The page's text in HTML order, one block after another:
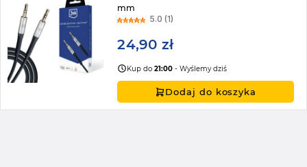
mm
5.0 (1)
24,90 zł
Kup do21:00 - Wyślemy dziś
Dodaj do koszyka